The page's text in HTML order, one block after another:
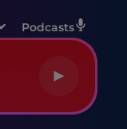
Podcasts